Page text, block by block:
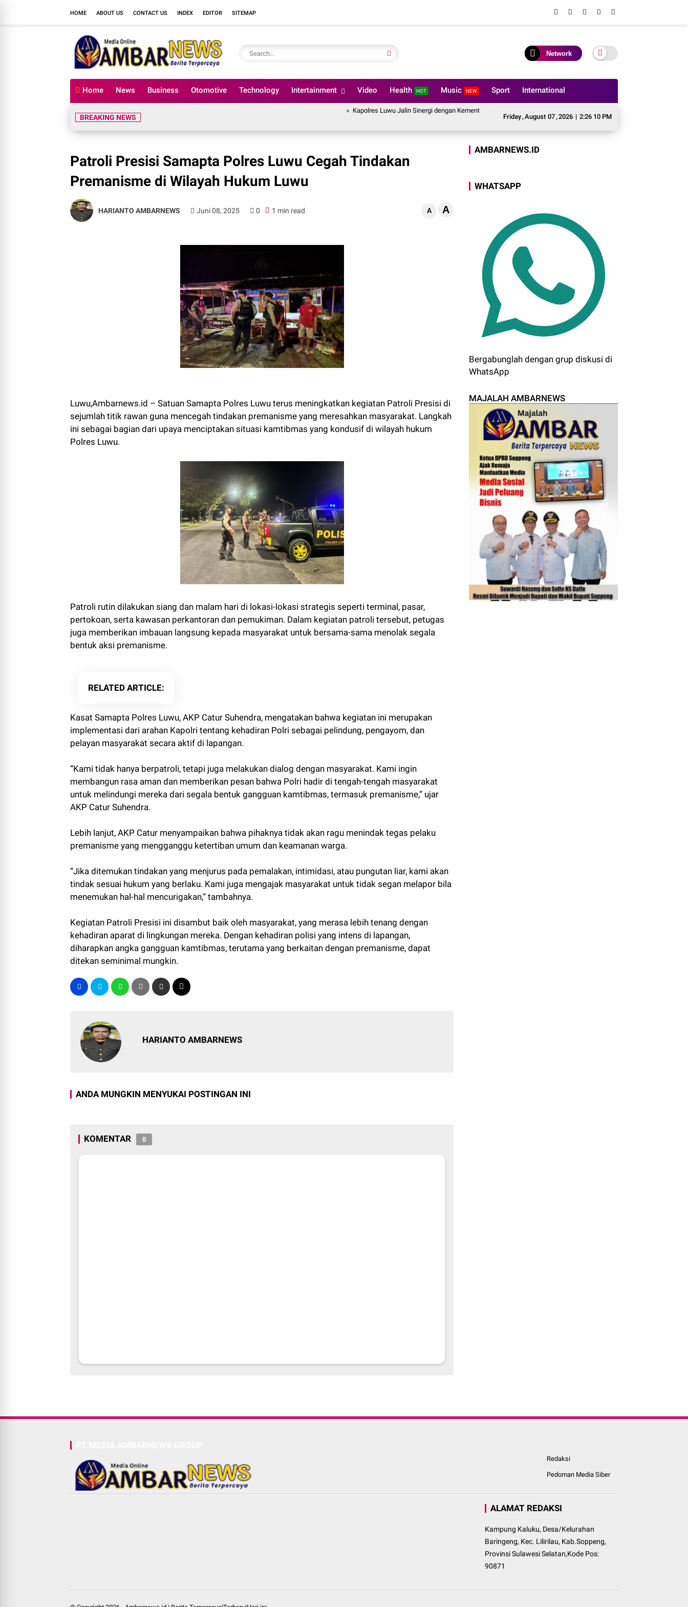
HOME ABOUT US CONTACT US INDEX EDITOR SITEMAP
Network
Home News Business Otomotive Technology Intertainment Video Health HOT Music NEW Sport International
Friday,August 07,2026 | 2:26 11 PM
BREAKING NEWS
Kapolres Luwu Jalin Sinergi dengan Kementerian Agama, Perkuat Fondasi Kerukunan dan Stabilitas Kamtibmas
Patroli Presisi Samapta Polres Luwu Cegah Tindakan
Premanisme di Wilayah Hukum Luwu
HARIANTO AMBARNEWS Juni 08, 2025 0 1 min read A A
Luwu,Ambarnews.id – Satuan Samapta Polres Luwu terus meningkatkan kegiatan Patroli Presisi di
sejumlah titik rawan guna mencegah tindakan premanisme yang meresahkan masyarakat. Langkah
ini sebagai bagian dari upaya menciptakan situasi kamtibmas yang kondusif di wilayah hukum
Polres Luwu.
Patroli rutin dilakukan siang dan malam hari di lokasi-lokasi strategis seperti terminal, pasar,
pertokoan, serta kawasan perkantoran dan pemukiman. Dalam kegiatan patroli tersebut, petugas
juga memberikan imbauan langsung kepada masyarakat untuk bersama-sama menolak segala
bentuk aksi premanisme.
RELATED ARTICLE
Kasat Samapta Polres Luwu, AKP Catur Suhendra, mengatakan bahwa kegiatan ini merupakan
implementasi dari arahan Kapolri tentang kehadiran Polri sebagai pelindung, pengayom, dan
pelayan masyarakat secara aktif di lapangan.
“Kami tidak hanya berpatroli, tetapi juga melakukan dialog dengan masyarakat. Kami ingin
membangun rasa aman dan memberikan pesan bahwa Polri hadir di tengah-tengah masyarakat
untuk melindungi mereka dari segala bentuk gangguan kamtibmas, termasuk premanisme,” ujar
AKP Catur Suhendra.
Lebih lanjut, AKP Catur menyampaikan bahwa pihaknya tidak akan ragu menindak tegas pelaku
premanisme yang mengganggu ketertiban umum dan keamanan warga.
“Jika ditemukan tindakan yang menjurus pada pemalakan, intimidasi, atau pungutan liar, kami akan
tindak sesuai hukum yang berlaku. Kami juga mengajak masyarakat untuk tidak segan melapor bila
menemukan hal-hal mencurigakan,” tambahnya.
Kegiatan Patroli Presisi ini disambut baik oleh masyarakat, yang merasa lebih tenang dengan
kehadiran aparat di lingkungan mereka. Dengan kehadiran polisi yang intens di lapangan,
diharapkan angka gangguan kamtibmas, terutama yang berkaitan dengan premanisme, dapat
ditekan seminimal mungkin.
HARIANTO AMBARNEWS
ANDA MUNGKIN MENYUKAI POSTINGAN INI
KOMENTAR 0
AMBARNEWS.ID
WHATSAPP
Bergabunglah dengan grup diskusi di
WhatsApp
MAJALAH AMBARNEWS
Redaksi
Pedoman Media Siber
ALAMAT REDAKSI
Kampung Kaluku, Desa/Kelurahan
Baringeng, Kec. Lilirilau, Kab.Soppeng,
Provinsi Sulawesi Selatan,Kode Pos:
90871